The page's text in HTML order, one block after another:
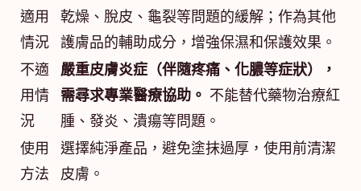
適用
情況
乾燥、脫皮、龜裂等問題的緩解；作為其他
護膚品的輔助成分，增強保濕和保護效果。
不適
用情
況
嚴重皮膚炎症（伴隨疼痛、化膿等症狀），
需尋求專業醫療協助。 不能替代藥物治療紅
腫、發炎、潰瘍等問題。
使用
方法
選擇純淨產品，避免塗抹過厚，使用前清潔
皮膚。